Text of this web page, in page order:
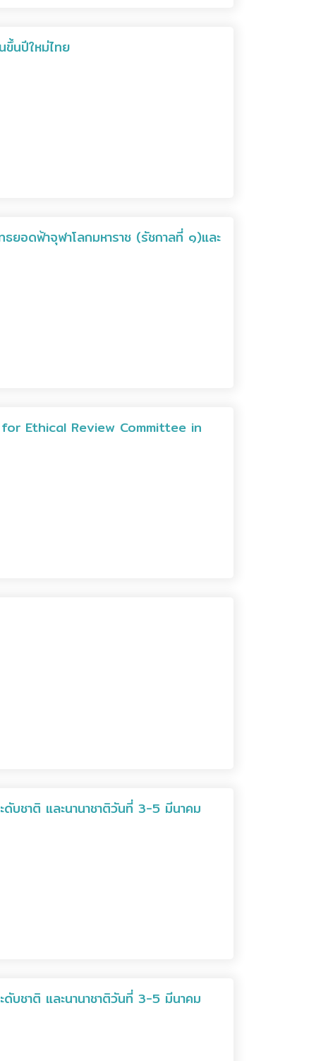
ขึ้นปีใหม่ไทย
ยอดฟ้าจุฬาโลกมหาราช (รัชกาลที่ ๑)และ
for Ethical Review Committee in
ดับชาติ และนานาชาติวันที่ 3-5 มีนาคม
ดับชาติ และนานาชาติวันที่ 3-5 มีนาคม